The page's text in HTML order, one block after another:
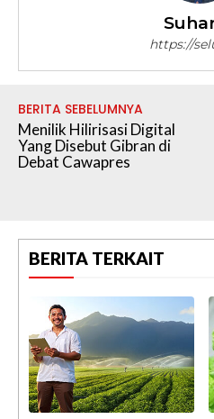
https://
BERITA SEBELUMNYA
Menilik Hilirisasi Digital
Yang Disebut Gibran di
Debat Cawapres
BERITA TERKAIT